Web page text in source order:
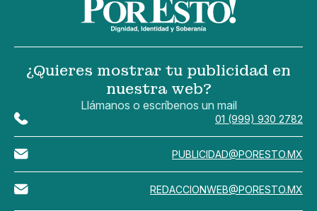
¿Quieres mostrar tu publicidad en
nuestra web?
Llámanos o escríbenos un mail
01 (999) 930 2782
PUBLICIDAD@PORESTO.MX
REDACCIONWEB@PORESTO.MX